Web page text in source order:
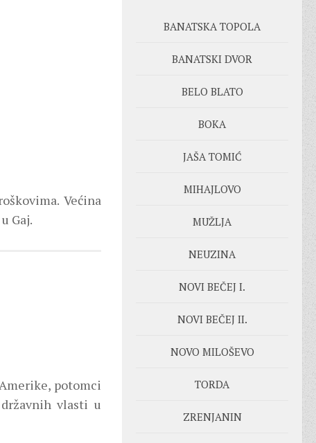
Većina
Gaj.
potomci
vlasti u
BANATSKA TOPOLA
BANATSKI DVOR
BELO BLATO
BOKA
JAŠA TOMIĆ
MIHAJLOVO
MUŽLJA
NEUZINA
NOVI BEČEJ I.
NOVI BEČEJ II.
NOVO MILOŠEVO
TORDA
ZRENJANIN